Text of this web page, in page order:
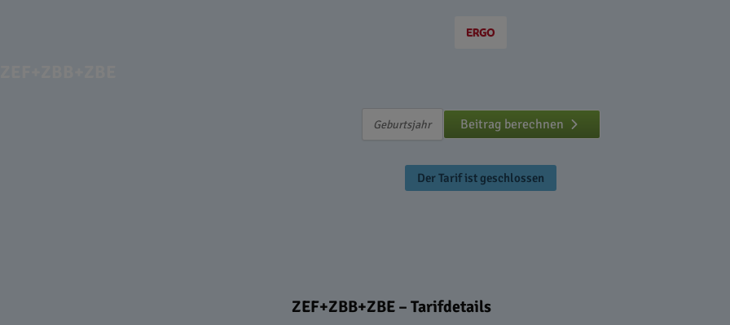
Beitrag berechnen
Der Tarif ist geschlossen
ZEF+ZBB+ZBE – Tarifdetails